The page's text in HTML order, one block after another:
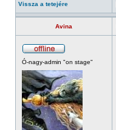
Vissza a tetejére
Avina
Ó-nagy-admin "on stage"